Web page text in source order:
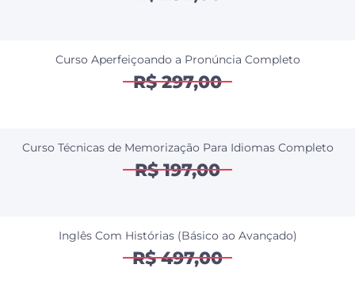
Curso Aperfeiçoando a Pronúncia Completo
R$ 297,00
Curso Técnicas de Memorização Para Idiomas Completo
R$ 197,00
Inglês Com Histórias (Básico ao Avançado)
R$ 497,00